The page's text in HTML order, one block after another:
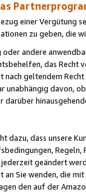
einer Vergütung
zu geben, die
oder andere
das
geltendem
unabhängig davon,
darüber
dazu, dass unsere
geändert
an Sie wenden, die
den auf der